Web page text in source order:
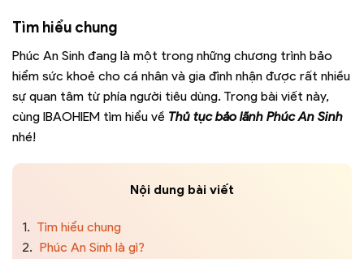
Tìm hiểu chung
Phúc An Sinh đang là một trong những chương trình bảo
hiểm sức khoẻ cho cá nhân và gia đình nhận được rất nhiều
sự quan tâm từ phía người tiêu dùng. Trong bài viết này,
cùng IBAOHIEM tìm hiểu về Thủ tục bảo lãnh Phúc An Sinh
nhé!
Nội dung bài viết
1. Tìm hiểu chung
2. Phúc An Sinh là gì?